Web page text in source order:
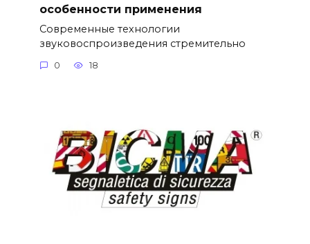
особенности применения
Современные технологии
звуковоспроизведения стремительно
0 18